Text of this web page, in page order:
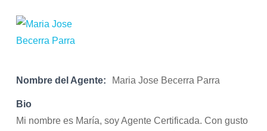
Nombre del Agente: Maria Jose Becerra Parra
Bio
Mi nombre es María, soy Agente Certificada. Con gusto